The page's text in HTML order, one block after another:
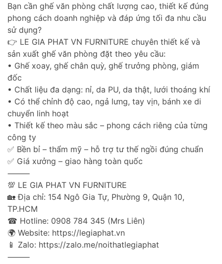
Bạn cần ghế văn phòng chất lượng cao, thiết kế đúng
phong cách doanh nghiệp và đáp ứng tối đa nhu cầu
sử dụng?
👉 LE GIA PHAT VN FURNITURE chuyên thiết kế và
sản xuất ghế văn phòng đặt theo yêu cầu:
• Ghế xoay, ghế chân quỳ, ghế trưởng phòng, giám
đốc
• Chất liệu đa dạng: nỉ, da PU, da thật, lưới thoáng khí
• Có thể chỉnh độ cao, ngả lưng, tay vịn, bánh xe di
chuyển linh hoạt
• Thiết kế theo màu sắc – phong cách riêng của từng
công ty
✅ Bền bỉ – thẩm mỹ – hỗ trợ tư thế ngồi đúng chuẩn
✅ Giá xưởng – giao hàng toàn quốc
⸻
💯 LE GIA PHAT VN FURNITURE
🏡 Địa chỉ: 154 Ngô Gia Tự, Phường 9, Quận 10,
TP.HCM
☎ Hotline: 0908 784 345 (Mrs Liên)
🌍 Website: https://legiaphat.vn
📱 Zalo: https://zalo.me/noithatlegiaphat
⸻